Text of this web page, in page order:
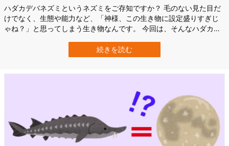
ハダカデバネズミというネズミをご存知ですか？ 毛のない見た目だ
けでなく、生態や能力など、「神様、この生き物に設定盛りすぎじ
ゃね？」と思ってしまう生き物なんです。 今回は、そんなハダカデ
credit: Depositphotsハダカデバネズミはアフリカのサバンナに生息
しています。体長は約10〜13cmほどで、ハツカネズミと同程度。哺
続きを読む